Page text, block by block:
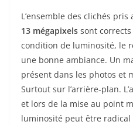
L’ensemble des clichés
13 mégapixels sont
condition de luminosité, le
une bonne ambiance. Un
présent dans les photos et
Surtout sur l’arrière-plan.
et lors de la mise au point
luminosité peut être radical